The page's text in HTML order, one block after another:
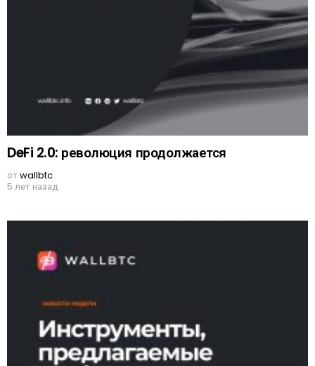
DeFi 2.0: революция продолжается
отwallbtc
5 лет назад